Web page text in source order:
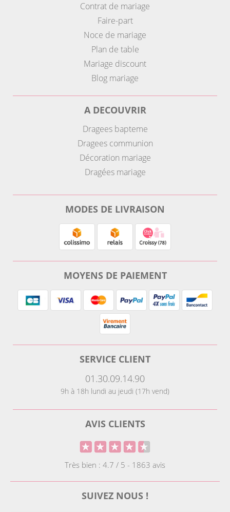
Contrat de mariage
Faire-part
Noce de mariage
Plan de table
Mariage discount
Blog mariage
A DECOUVRIR
Dragees bapteme
Dragees communion
Décoration mariage
Dragées mariage
MODES DE LIVRAISON
MOYENS DE PAIEMENT
SERVICE CLIENT
01.30.09.14.90
9h à 18h lundi au jeudi (17h vend)
AVIS CLIENTS
Très bien : 4.7 / 5 - 1863 avis
SUIVEZ NOUS !